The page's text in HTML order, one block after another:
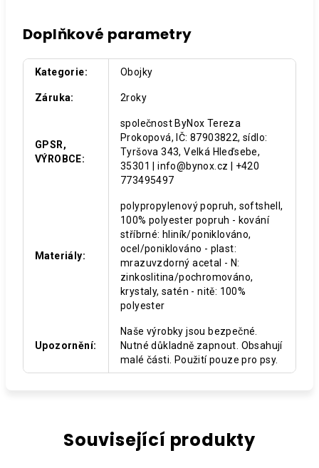
Doplňkové parametry
Kategorie: Obojky
Záruka: 2roky
GPSR,
VÝROBCE:
společnost ByNox Tereza
Prokopová, IČ: 87903822, sídlo:
Tyršova 343, Velká Hleďsebe,
35301 | info@bynox.cz | +420
773495497
Materiály:
polypropylenový popruh, softshell,
100% polyester popruh - kování
stříbrné: hliník/poniklováno,
ocel/poniklováno - plast:
mrazuvzdorný acetal - N:
zinkoslitina/pochromováno,
krystaly, satén - nitě: 100%
polyester
Upozornění:
Naše výrobky jsou bezpečné.
Nutné důkladně zapnout. Obsahují
malé části. Použití pouze pro psy.
Související produkty